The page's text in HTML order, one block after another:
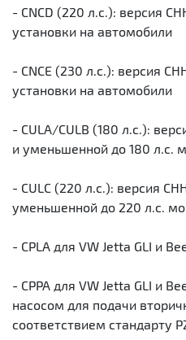
- CNCD (220 л.с.): версия
установки на автомобили
- CNCE (230 л.с.): версия
установки на автомобили
- CULA/CULB (180 л.с.):
и уменьшенной до 180 л.с.
- CULC (220 л.с.): версия
уменьшенной до 220 л.с.
- CPLA для VW Jetta GLI и
- CPPA для VW Jetta GLI и
насосом для подачи
соответствием стандарту